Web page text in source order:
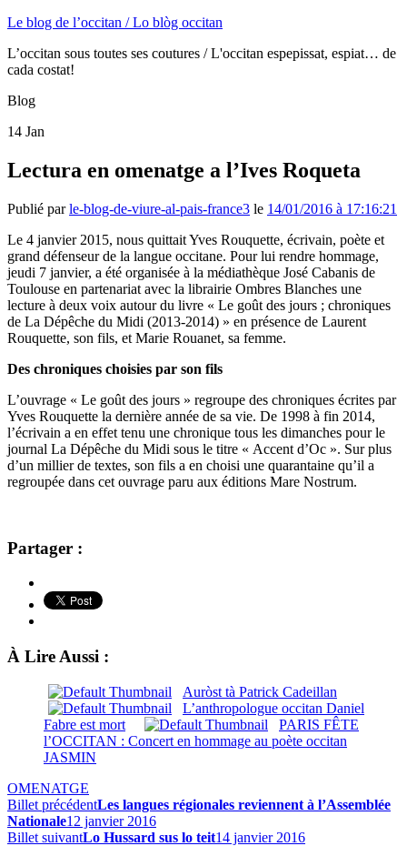
Le blog de l’occitan / Lo blòg occitan
L’occitan sous toutes ses coutures / L'occitan espepissat, espiat… de
cada costat!
Blog
14 Jan
Lectura en omenatge a l’Ives Roqueta
Publié parle-blog-de-viure-al-pais-france3 le 14/01/2016 à 17:16:21
Le 4 janvier 2015, nous quittait Yves Rouquette, écrivain, poète et
grand défenseur de la langue occitane. Pour lui rendre hommage,
jeudi 7 janvier, a été organisée à la médiathèque José Cabanis de
Toulouse en partenariat avec la librairie Ombres Blanches une
lecture à deux voix autour du livre « Le goût des jours ; chroniques
de La Dépêche du Midi (2013-2014) » en présence de Laurent
Rouquette, son fils, et Marie Rouanet, sa femme.
Des chroniques choisies par son fils
L’ouvrage « Le goût des jours » regroupe des chroniques écrites par
Yves Rouquette la dernière année de sa vie. De 1998 à fin 2014,
l’écrivain a en effet tenu une chronique tous les dimanches pour le
journal La Dépêche du Midi sous le titre « Accent d’Oc ». Sur plus
d’un millier de textes, son fils a en choisi une quarantaine qu’il a
regroupée dans cet ouvrage paru aux éditions Mare Nostrum.
Partager :
À Lire Aussi :
Auròst tà Patrick Cadeillan
L’anthropologue occitan Daniel
Fabre est mort
PARIS FÊTE
l’OCCITAN : Concert en hommage au poète occitan
JASMIN
OMENATGE
Billet précédentLes langues régionales reviennent à l’Assemblée
Nationale12 janvier 2016
Billet suivantLo Hussard sus lo teit14 janvier 2016